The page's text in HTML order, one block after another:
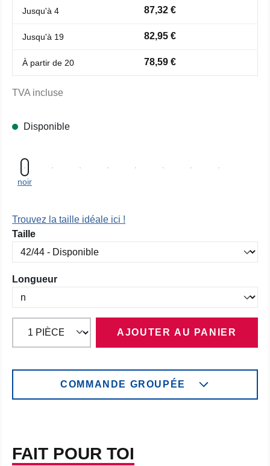
Jusqu'à 4 87,32 €
Jusqu'à 19 82,95 €
À partir de 20 78,59 €
TVA incluse
Disponible
noir
Trouvez la taille idéale ici !
Sélectionnez
Taille
Sélectionnez
Longueur
AJOUTER AU PANIER
COMMANDE GROUPÉE
FAIT POUR TOI